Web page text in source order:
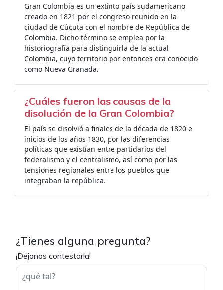
Gran Colombia es un extinto país sudamericano
creado en 1821 por el congreso reunido en la
ciudad de Cúcuta con el nombre de República de
Colombia. Dicho término se emplea por la
historiografía para distinguirla de la actual
Colombia, cuyo territorio por entonces era conocido
como Nueva Granada.
¿Cuáles fueron las causas de la
disolución de la Gran Colombia?
El país se disolvió a finales de la década de 1820 e
inicios de los años 1830, por las diferencias
políticas que existían entre partidarios del
federalismo y el centralismo, así como por las
tensiones regionales entre los pueblos que
integraban la república.
¿Tienes alguna pregunta?
¡Déjanos contestarla!